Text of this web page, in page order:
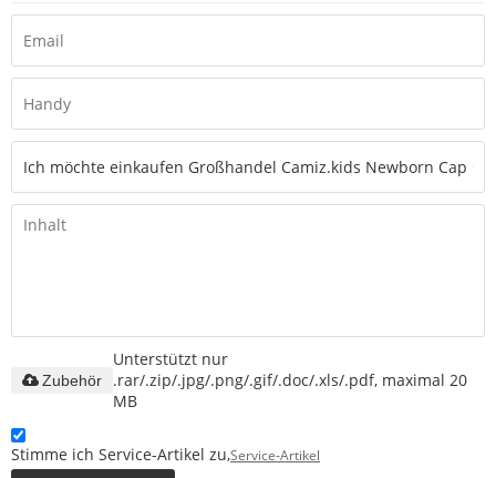
Unterstützt nur
.rar/.zip/.jpg/.png/.gif/.doc/.xls/.pdf, maximal 20
MB
Zubehör
Stimme ich Service-Artikel zu,Service-Artikel